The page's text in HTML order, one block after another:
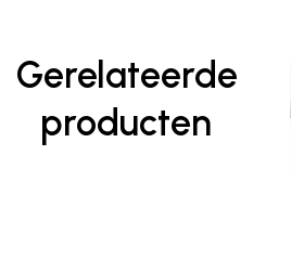
Gerelateerde
producten